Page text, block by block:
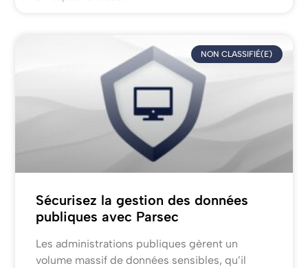
NON CLASSIFIÉ(E)
Sécurisez la gestion des données
publiques avec Parsec
Les administrations publiques gèrent un
volume massif de données sensibles, qu’il